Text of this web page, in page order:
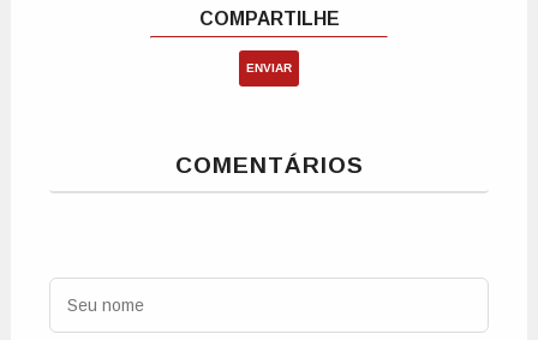
ENVIAR
COMENTÁRIOS